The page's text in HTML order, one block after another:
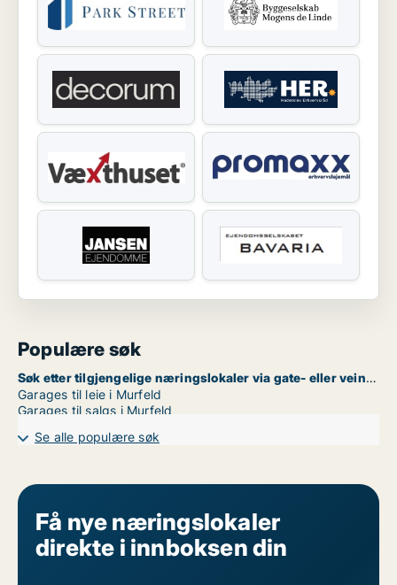
Populære søk
Søk etter tilgjengelige næringslokaler via gate- eller veinavn i Murfeld
Garages til leie i Murfeld
Garages til salgs i Murfeld
Se alle populære søk
Få nye næringslokaler
direkte i innboksen din